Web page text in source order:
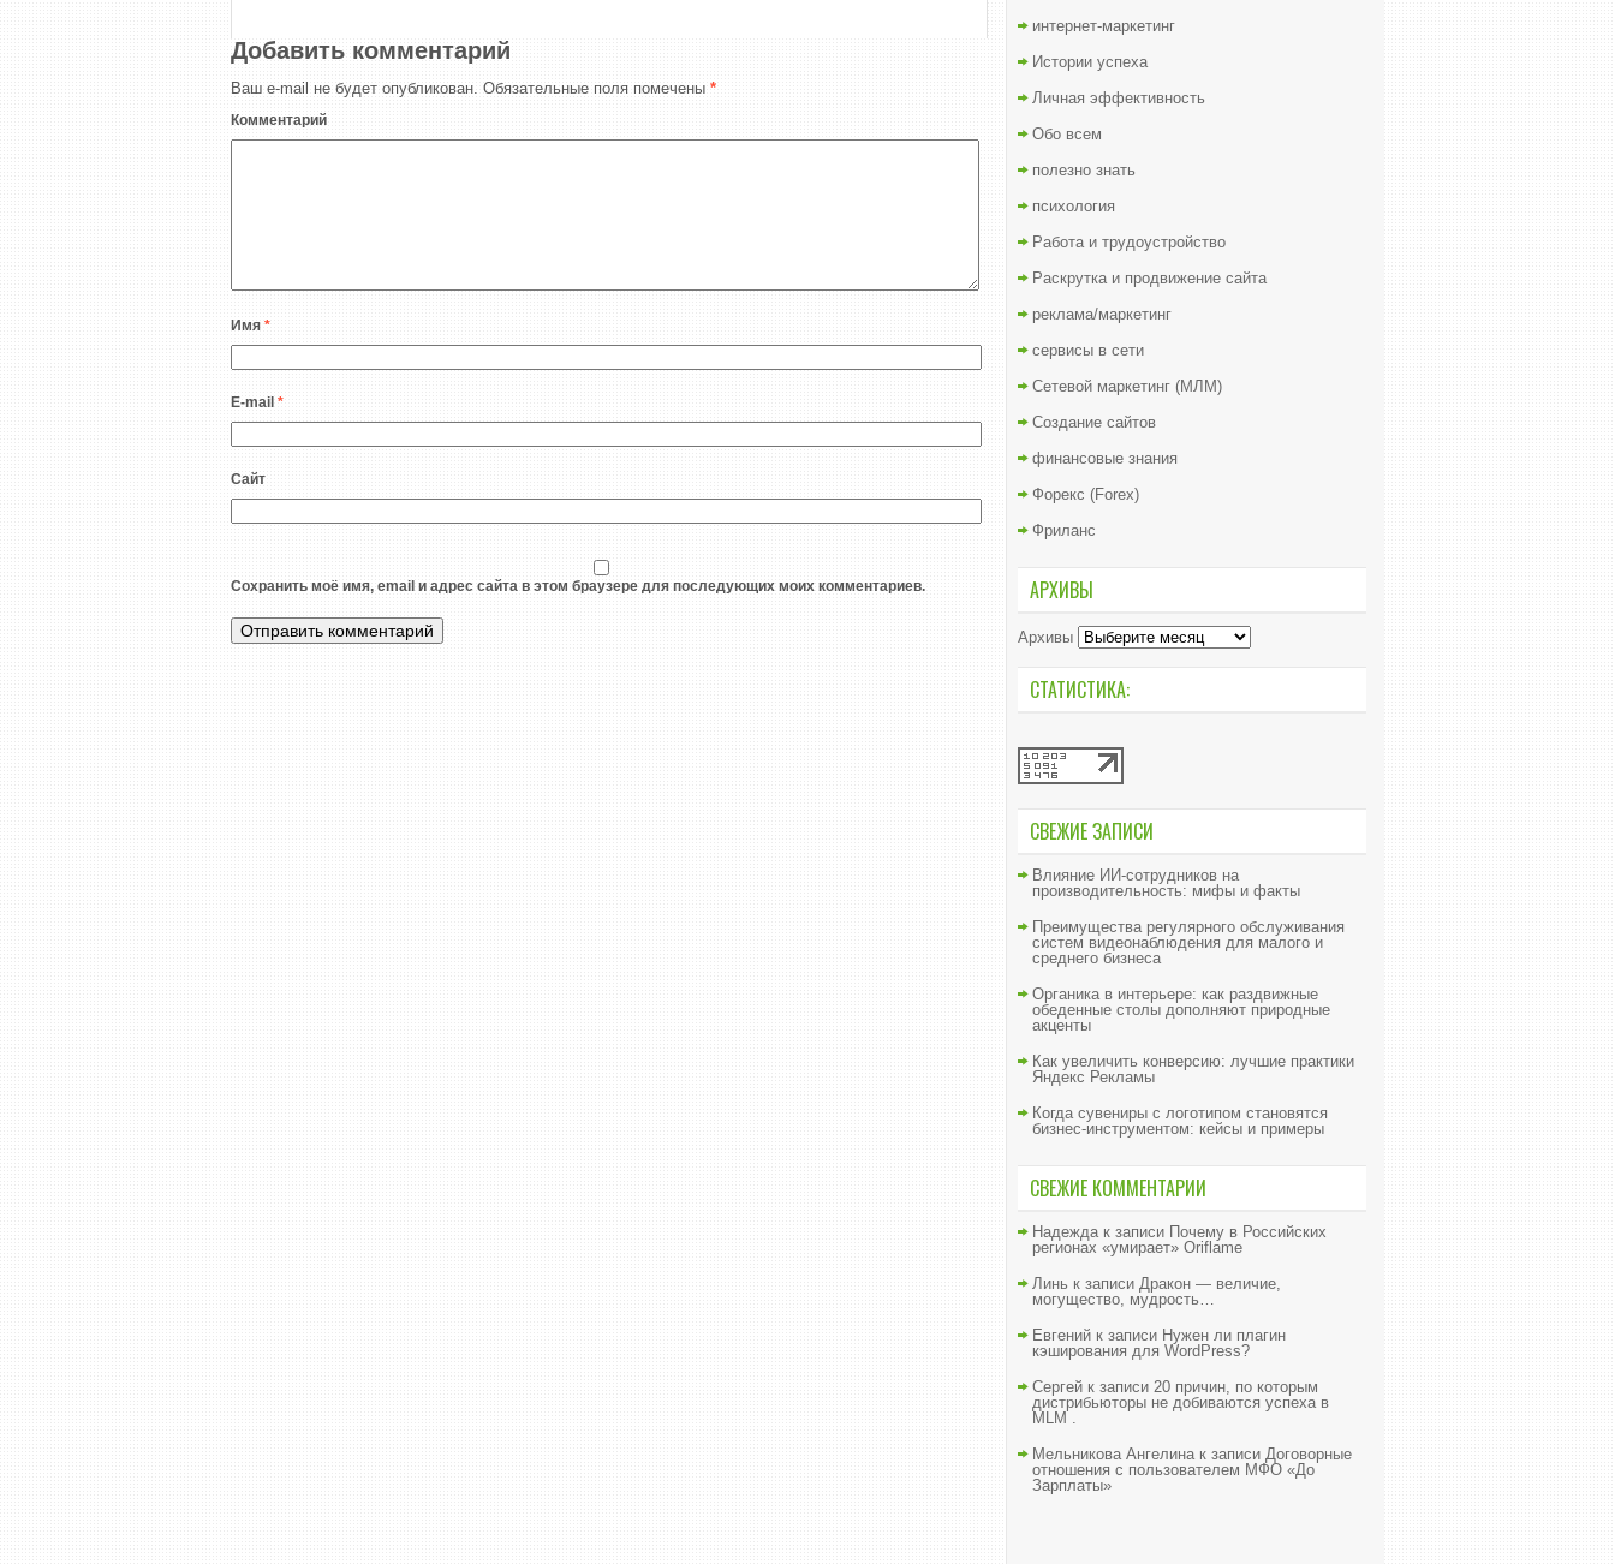
Добавить комментарий
Ваш e-mail не будет опубликован. Обязательные поля помечены *
Комментарий
Имя *
E-mail *
Сайт
Сохранить моё имя, email и адрес сайта в этом браузере для последующих моих комментариев.
интернет-маркетинг
Истории успеха
Личная эффективность
Обо всем
полезно знать
психология
Работа и трудоустройство
Раскрутка и продвижение сайта
реклама/маркетинг
сервисы в сети
Сетевой маркетинг (МЛМ)
Создание сайтов
финансовые знания
Форекс (Forex)
Фриланс
АРХИВЫ
Архивы
СТАТИСТИКА:
СВЕЖИЕ ЗАПИСИ
Влияние ИИ‑сотрудников на
производительность: мифы и факты
Преимущества регулярного обслуживания
систем видеонаблюдения для малого и
среднего бизнеса
Органика в интерьере: как раздвижные
обеденные столы дополняют природные
акценты
Как увеличить конверсию: лучшие практики
Яндекс Рекламы
Когда сувениры с логотипом становятся
бизнес-инструментом: кейсы и примеры
СВЕЖИЕ КОММЕНТАРИИ
Надеждак записи Почему в Российских
регионах «умирает» Oriflame
Линь к записи Дракон — величие,
могущество, мудрость…
Евгений к записи Нужен ли плагин
кэширования для WordPress?
Сергей к записи 20 причин, по которым
дистрибьюторы не добиваются успеха в
MLM .
Мельникова Ангелинак записи Договорные
отношения с пользователем МФО «До
Зарплаты»